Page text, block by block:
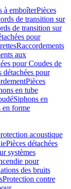
à emboîterPièces
de transition sur
de transition sur
pour
Raccordements
aux
pour Coudes de
détachées pour
Pièces
en tube
Siphons en
en forme
acoustique
Pièces détachées
systèmes
pour
des bruits
Protection contre